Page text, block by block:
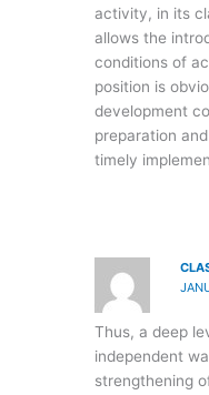
activity, in its
allows the
conditions of
position is
development
preparation
timely
Thus, a deep
independent
strengthening